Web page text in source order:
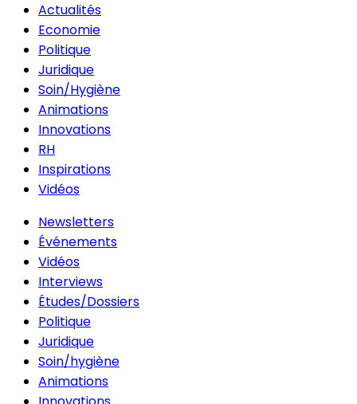
Actualités
Economie
Politique
Juridique
Soin/Hygiène
Animations
Innovations
RH
Inspirations
Vidéos
Newsletters
Événements
Vidéos
Interviews
Études/Dossiers
Politique
Juridique
Soin/hygiène
Animations